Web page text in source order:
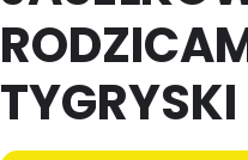
TYGRYSKI